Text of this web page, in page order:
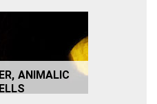
ANIMALIC